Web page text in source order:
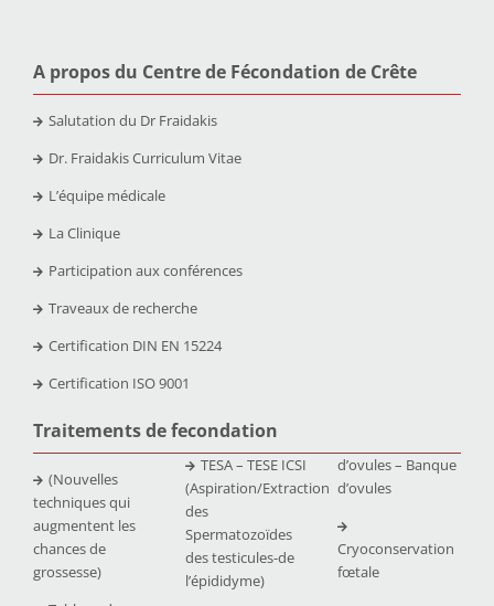
A propos du Centre de Fécondation de Crête
Salutation du Dr Fraidakis
Dr. Fraidakis Curriculum Vitae
L’équipe médicale
La Clinique
Participation aux conférences
Traveaux de recherche
Certification DIN EN 15224
Certification ISO 9001
Traitements de fecondation
(Nouvelles
techniques qui
augmentent les
chances de
grossesse)
TESA – TESE ICSI
(Aspiration/Extraction
des
Spermatozoïdes
des testicules-de
l’épididyme)
d’ovules – Banque
d’ovules
Cryoconservation
fœtale